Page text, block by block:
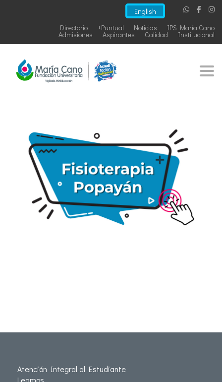
English
IPS María Cano
Noticias
+Puntual
Directorio
Institucional
Calidad
Aspirantes
Admisiones
Atención Integral al Estudiante
Leamos